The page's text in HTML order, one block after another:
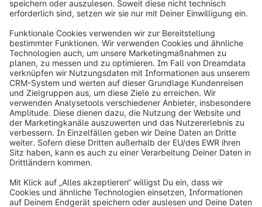
1
info@shopware.com
Produkt